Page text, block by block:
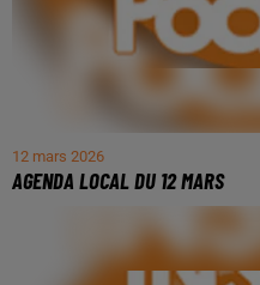
12 mars 2026
AGENDA LOCAL DU 12 MARS